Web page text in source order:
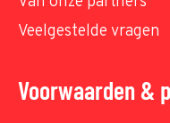
Veelgestelde vragen
Voorwaarden &